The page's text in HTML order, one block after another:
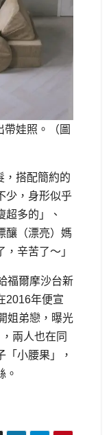
娃照。（圖
，搭配簡約的
少，身形似乎
超多的」、
釀（漂亮）媽
辛苦了～」
福爾摩沙台新
2016年便宣
姐弟戀，曝光
兩人也在同
小腰果」，
。